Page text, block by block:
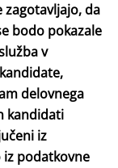
da
bodo pokazale
v
delovnega
kandidati
iz
podatkovne